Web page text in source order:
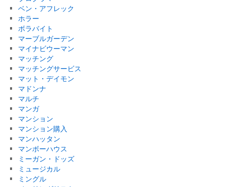
ベン・アフレック
ホラー
ボラバイト
マーブルガーデン
マイナビウーマン
マッチング
マッチングサービス
マット・デイモン
マドンナ
マルチ
マンガ
マンション
マンション購入
マンハッタン
マンボーハウス
ミーガン・ドッズ
ミュージカル
ミングル